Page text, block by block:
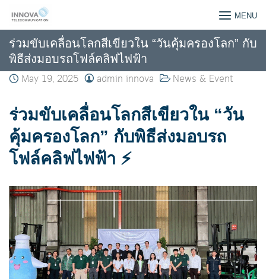
content
INNOVATELECOM CO,.LTD MENU
ร่วมขับเคลื่อนโลกสีเขียวใน “วันคุ้มครองโลก” กับ
พิธีส่งมอบรถโฟล์คลิฟไฟฟ้า
May 19, 2025 admin innova News & Event
ร่วมขับเคลื่อนโลกสีเขียวใน “วัน
คุ้มครองโลก” กับพิธีส่งมอบรถ
โฟล์คลิฟไฟฟ้า ⚡